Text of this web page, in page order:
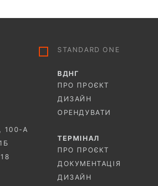
100-A
STANDARD ONE
ВДНГ
ПРО ПРОЄКТ
ДИЗАЙН
ОРЕНДУВАТИ
ТЕРМIНАЛ
ПРО ПРОЄКТ
ДОКУМЕНТАЦІЯ
ДИЗАЙН